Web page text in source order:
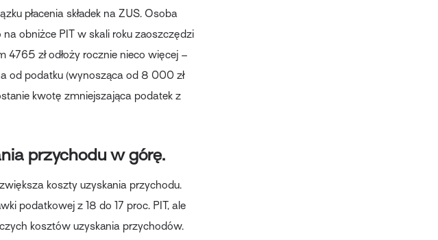
płacenia składek na ZUS. Osoba
obniżce PIT w skali roku zaoszczędzi
zł odłoży rocznie nieco więcej –
od podatku (wynosząca od 8 000 zł
kwotę zmniejszająca podatek z
przychodu w górę.
koszty uzyskania przychodu.
podatkowej z 18 do 17 proc. PIT, ale
kosztów uzyskania przychodów.